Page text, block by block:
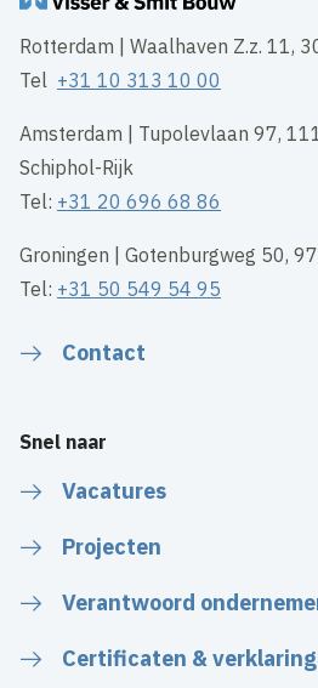
Rotterdam | Waalhaven Z.z. 11,
Tel +31 10 313 10 00
Amsterdam | Tupolevlaan 97,
Schiphol-Rijk
Tel: +31 20 696 68 86
Groningen | Gotenburgweg 50,
Tel: +31 50 549 54 95
Contact
Snel naar
Vacatures
Projecten
Verantwoord
Certificaten &